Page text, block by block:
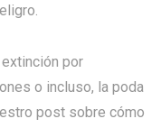
por
o incluso, la poda
post sobre cómo